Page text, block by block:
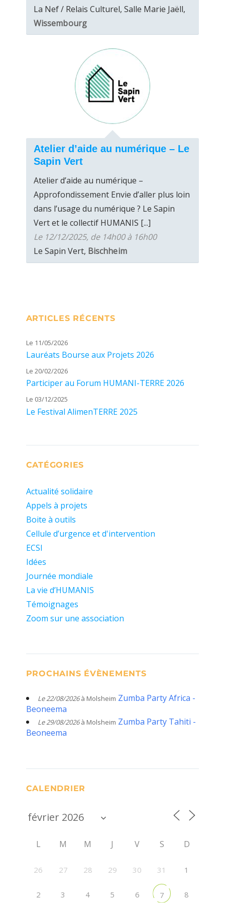
La Nef / Relais Culturel, Salle Marie Jaëll,
Wissembourg
Atelier d’aide au numérique – Le
Sapin Vert
Atelier d’aide au numérique –
Approfondissement Envie d’aller plus loin
dans l’usage du numérique ? Le Sapin
Vert et le collectif HUMANIS [...]
Le 12/12/2025, de 14h00 à 16h00
Le Sapin Vert, Bischheim
ARTICLES RÉCENTS
Le 11/05/2026
Lauréats Bourse aux Projets 2026
Le 20/02/2026
Participer au Forum HUMANI-TERRE 2026
Le 03/12/2025
Le Festival AlimenTERRE 2025
CATÉGORIES
Actualité solidaire
Appels à projets
Boite à outils
Cellule d’urgence et d'intervention
ECSI
Idées
Journée mondiale
La vie d’HUMANIS
Témoignages
Zoom sur une association
PROCHAINS ÉVÈNEMENTS
Le 22/08/2026à Molsheim Zumba Party Africa -
Beoneema
Le 29/08/2026à Molsheim Zumba Party Tahiti -
Beoneema
CALENDRIER
L M M J V S D
26 27 28 29 30 31 1
2 3 4 5 6 7 8